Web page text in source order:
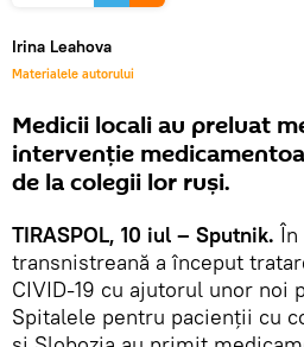
Irina Leahova
Materialele autorului
Medicii locali au preluat
intervenție
de la colegii lor ruși.
TIRASPOL, 10 iul – Sputnik. În
transnistreană a început
CIVID-19 cu ajutorul unor noi
Spitalele pentru pacienții cu